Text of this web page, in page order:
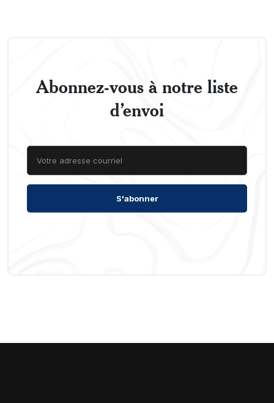
Abonnez-vous à notre liste
d’envoi